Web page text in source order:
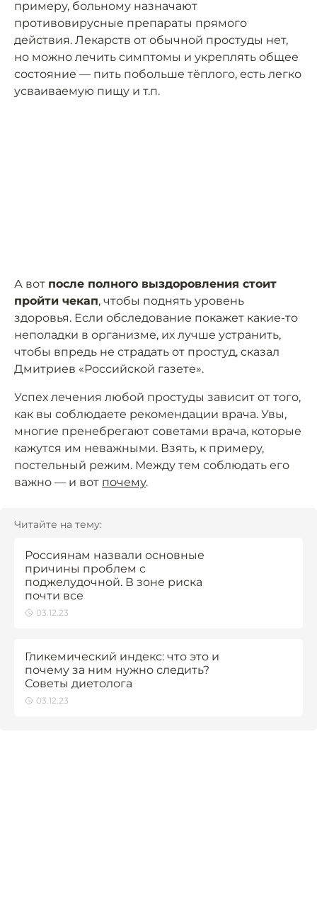
примеру, больному назначают
противовирусные препараты прямого
действия. Лекарств от обычной простуды нет,
но можно лечить симптомы и укреплять общее
состояние — пить побольше тёплого, есть легко
усваиваемую пищу и т.п.
А вот после полного выздоровления стоит
пройти чекап, чтобы поднять уровень
здоровья. Если обследование покажет какие-то
неполадки в организме, их лучше устранить,
чтобы впредь не страдать от простуд, сказал
Дмитриев «Российской газете».
Успех лечения любой простуды зависит от того,
как вы соблюдаете рекомендации врача. Увы,
многие пренебрегают советами врача, которые
кажутся им неважными. Взять, к примеру,
постельный режим. Между тем соблюдать его
важно — и вот почему.
Читайте на тему:
Россиянам назвали основные
причины проблем с
поджелудочной. В зоне риска
почти все
03.12.23
Гликемический индекс: что это и
почему за ним нужно следить?
Советы диетолога
03.12.23